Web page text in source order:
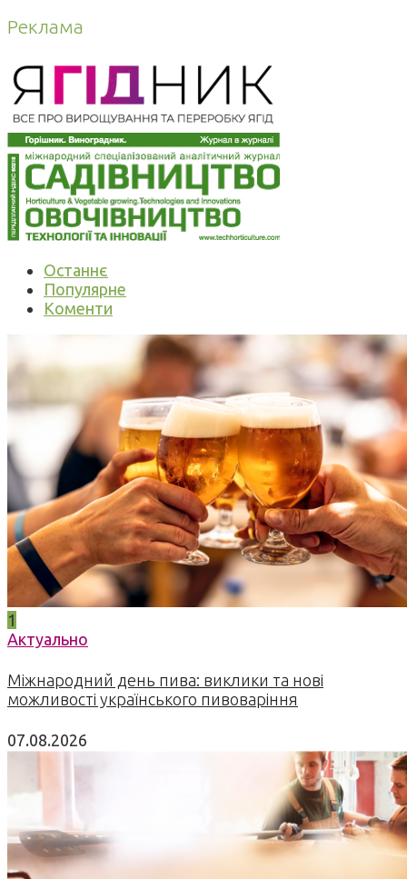
Реклама
Останнє
Популярне
Коменти
1
Актуально
Міжнародний день пива: виклики та нові
можливості українського пивоваріння
07.08.2026